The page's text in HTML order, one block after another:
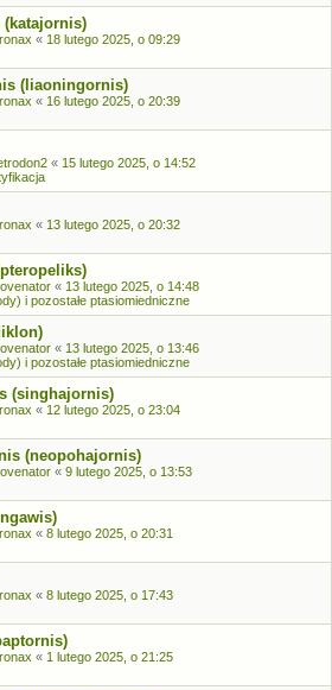
(katajornis)
« 18 lutego 2025, o 09:29
(liaoningornis)
« 16 lutego 2025, o 20:39
« 15 lutego 2025, o 14:52
« 13 lutego 2025, o 20:32
« 13 lutego 2025, o 14:48
i pozostałe ptasiomiedniczne
« 13 lutego 2025, o 13:46
i pozostałe ptasiomiedniczne
(singhajornis)
« 12 lutego 2025, o 23:04
(neopohajornis)
« 9 lutego 2025, o 13:53
« 8 lutego 2025, o 20:31
« 8 lutego 2025, o 17:43
« 1 lutego 2025, o 21:25